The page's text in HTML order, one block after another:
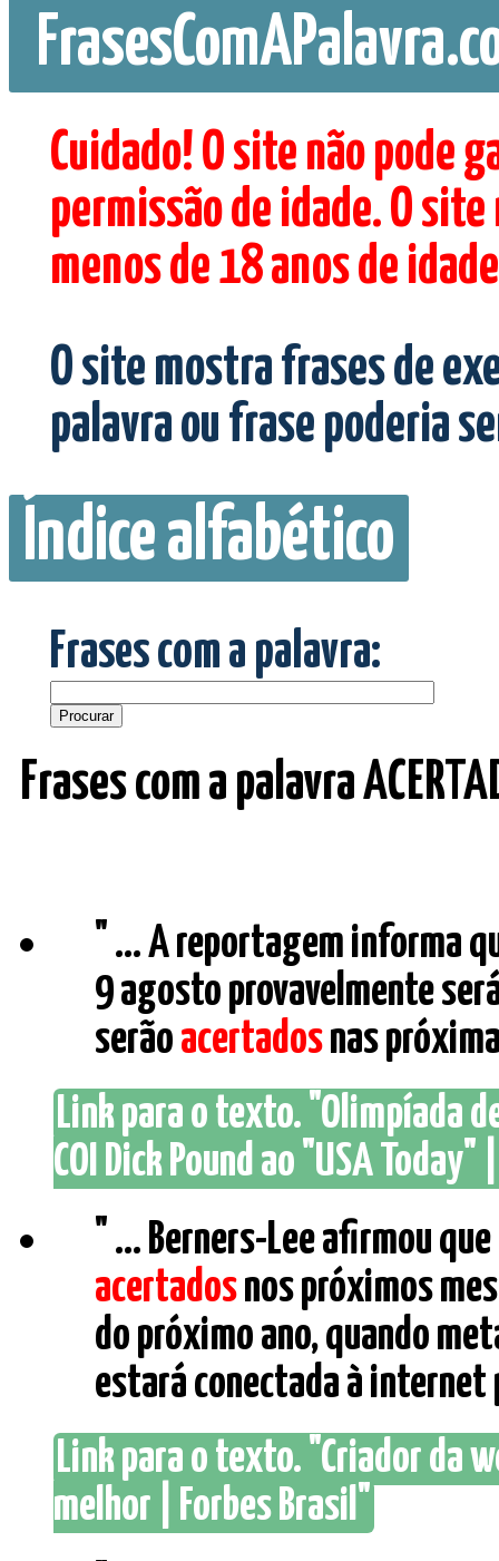
Cuidado! O site não pode
permissão de idade. O
menos de 18 anos de
O site mostra frases de
palavra ou frase poderia
Índice alfabético
Frases com a palavra:
Frases com a palavra
" ... A reportagem informa
9 agosto provavelmente
serãoacertadosnas
Link para o texto. "Olimpíada
COI Dick Pound ao "USA
" ... Berners-Lee afirmou
acertadosnos próximos
do próximo ano, quando
estará conectada à internet
Link para o texto. "Criador da
melhor | Forbes Brasil"